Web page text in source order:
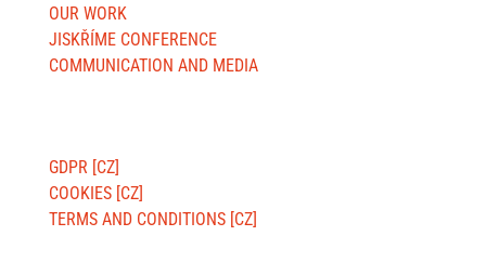
OUR WORK
JISKŘÍME CONFERENCE
COMMUNICATION AND MEDIA
GDPR [CZ]
COOKIES [CZ]
TERMS AND CONDITIONS [CZ]